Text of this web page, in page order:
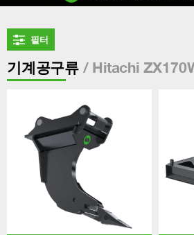
필터
기계공구류/ Hitachi